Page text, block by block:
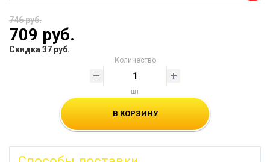
746 руб.
709 руб.
Скидка 37 руб.
Количество
шт
В КОРЗИНУ